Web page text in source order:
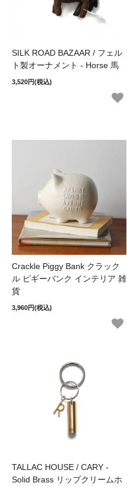
SILK ROAD BAZAAR / フェル
ト製オーナメント - Horse 馬
3,520円(税込)
Crackle Piggy Bank クラック
ル ピギーバンク インテリア 雑
貨
3,960円(税込)
TALLAC HOUSE / CARY -
Solid Brass リップクリームホ